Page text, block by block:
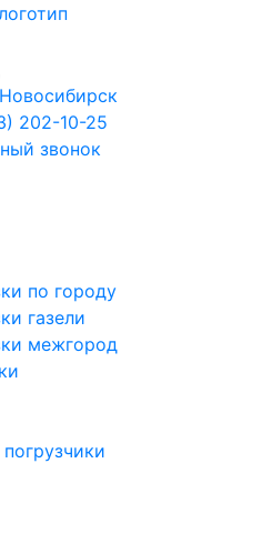
Новосибирск
202-10-25
звонок
по городу
газели
межгород